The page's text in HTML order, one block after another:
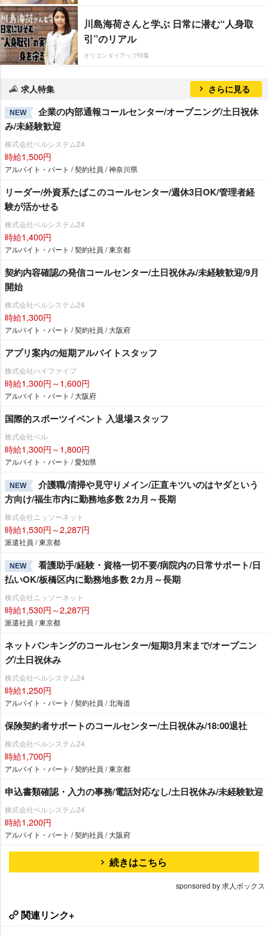
川島海荷さんと学ぶ 日常に潜む“人身取
引”のリアル
オリコンタイアップ特集
求人特集 さらに見る
NEW
企業の内部通報コールセンター/オープニング/土日祝休
み/未経験歓迎
株式会社ベルシステム24
時給1,500円
アルバイト・パート / 契約社員 / 神奈川県
リーダー/外資系たばこのコールセンター/週休3日OK/管理者経
験が活かせる
株式会社ベルシステム24
時給1,400円
アルバイト・パート / 契約社員 / 東京都
契約内容確認の発信コールセンター/土日祝休み/未経験歓迎/9月
開始
株式会社ベルシステム24
時給1,300円
アルバイト・パート / 契約社員 / 大阪府
アプリ案内の短期アルバイトスタッフ
株式会社ハイファイブ
時給1,300円～1,600円
アルバイト・パート / 大阪府
国際的スポーツイベント 入退場スタッフ
株式会社ベル
時給1,300円～1,800円
アルバイト・パート / 愛知県
NEW
介護職/清掃や見守りメイン/正直キツいのはヤダという
方向け/福生市内に勤務地多数 2カ月～長期
株式会社ニッソーネット
時給1,530円～2,287円
派遣社員 / 東京都
NEW
看護助手/経験・資格一切不要/病院内の日常サポート/日
払いOK/板橋区内に勤務地多数 2カ月～長期
株式会社ニッソーネット
時給1,530円～2,287円
派遣社員 / 東京都
ネットバンキングのコールセンター/短期3月末まで/オープニン
グ/土日祝休み
株式会社ベルシステム24
時給1,250円
アルバイト・パート / 契約社員 / 北海道
保険契約者サポートのコールセンター/土日祝休み/18:00退社
株式会社ベルシステム24
時給1,700円
アルバイト・パート / 契約社員 / 東京都
申込書類確認・入力の事務/電話対応なし/土日祝休み/未経験歓迎
株式会社ベルシステム24
時給1,200円
アルバイト・パート / 契約社員 / 大阪府
続きはこちら
sponsored by 求人ボックス
関連リンク+